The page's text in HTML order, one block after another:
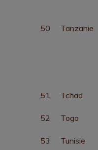
50 Tanzanie
51 Tchad
52 Togo
53 Tunisie